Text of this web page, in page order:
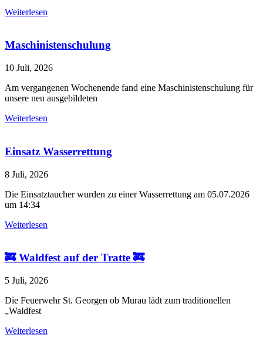
Weiterlesen
Maschinistenschulung
10 Juli, 2026
Am vergangenen Wochenende fand eine Maschinistenschulung für
unsere neu ausgebildeten
Weiterlesen
Einsatz Wasserrettung
8 Juli, 2026
Die Einsatztaucher wurden zu einer Wasserrettung am 05.07.2026
um 14:34
Weiterlesen
🚒 Waldfest auf der Tratte 🚒
5 Juli, 2026
Die Feuerwehr St. Georgen ob Murau lädt zum traditionellen
„Waldfest
Weiterlesen